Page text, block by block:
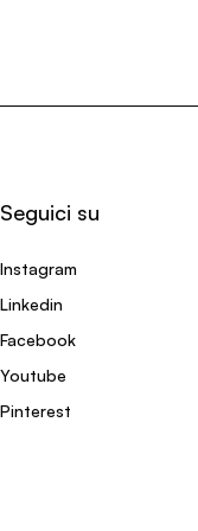
Seguici su
Instagram
Linkedin
Facebook
Youtube
Pinterest